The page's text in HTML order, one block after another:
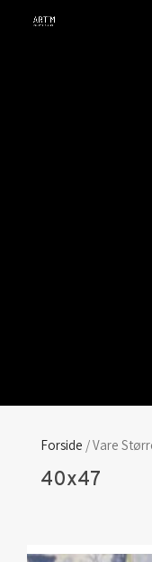
Forside / Vare
40x47